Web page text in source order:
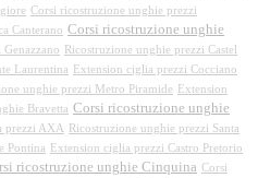
Corsi ricostruzione unghie prezzi
Canterano Corsi ricostruzione unghie
Ricostruzione unghie prezzi Castel
Laurentina
Extension ciglia prezzi Cocciano
unghie prezzi Metro Piramide
Extension
Bravetta Corsi ricostruzione unghie
prezzi AXA
Ricostruzione unghie prezzi Santa
Pontina Extension ciglia prezzi Castro Pretorio
ricostruzione unghie Cinquina Corsi